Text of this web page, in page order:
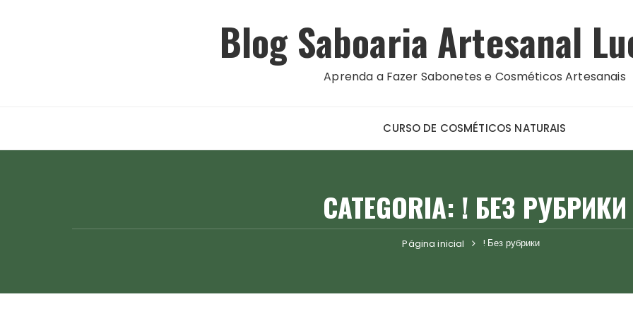
Blog Saboaria Artesanal
Aprenda a Fazer Sabonetes e Cosméticos Artesanais
CURSO DE COSMÉTICOS NATURAIS
CATEGORIA: ! БЕЗ РУБРИКИ
Página inicial ! Без рубрики